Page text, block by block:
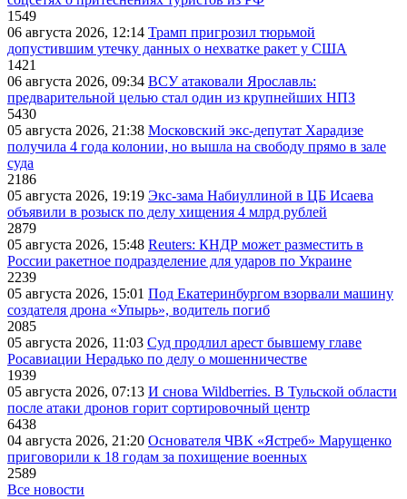
1549
06 августа 2026, 12:14 Трамп пригрозил тюрьмой
допустившим утечку данных о нехватке ракет у США
1421
06 августа 2026, 09:34 ВСУ атаковали Ярославль:
предварительной целью стал один из крупнейших НПЗ
5430
05 августа 2026, 21:38 Московский экс-депутат Харадизе
получила 4 года колонии, но вышла на свободу прямо в зале
суда
2186
05 августа 2026, 19:19 Экс-зама Набиуллиной в ЦБ Исаева
объявили в розыск по делу хищения 4 млрд рублей
2879
05 августа 2026, 15:48 Reuters: КНДР может разместить в
России ракетное подразделение для ударов по Украине
2239
05 августа 2026, 15:01 Под Екатеринбургом взорвали машину
создателя дрона «Упырь», водитель погиб
2085
05 августа 2026, 11:03 Суд продлил арест бывшему главе
Росавиации Нерадько по делу о мошенничестве
1939
05 августа 2026, 07:13 И снова Wildberries. В Тульской области
после атаки дронов горит сортировочный центр
6438
04 августа 2026, 21:20 Основателя ЧВК «Ястреб» Марущенко
приговорили к 18 годам за похищение военных
2589
Все новости